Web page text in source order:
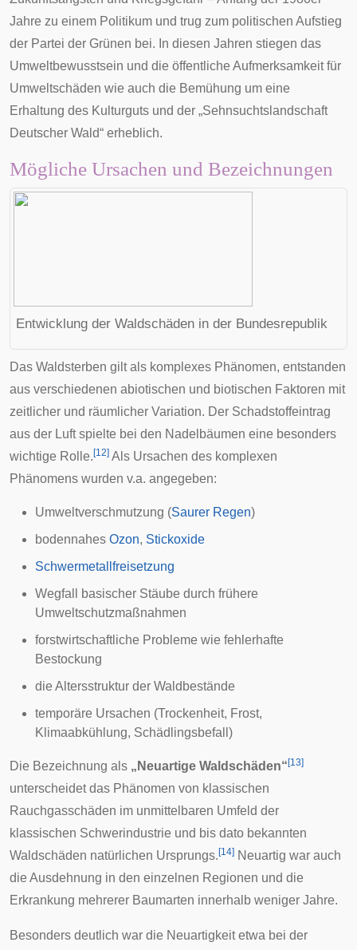
Jahre zu einem Politikum und trug zum politischen Aufstieg
der Partei der Grünen bei. In diesen Jahren stiegen das
Umweltbewusstsein und die öffentliche Aufmerksamkeit für
Umweltschäden wie auch die Bemühung um eine
Erhaltung des Kulturguts und der „Sehnsuchtslandschaft
Deutscher Wald“ erheblich.
Mögliche Ursachen und Bezeichnungen
Entwicklung der Waldschäden in der Bundesrepublik
Das Waldsterben gilt als komplexes Phänomen, entstanden
aus verschiedenen abiotischen und biotischen Faktoren mit
zeitlicher und räumlicher Variation. Der Schadstoffeintrag
aus der Luft spielte bei den Nadelbäumen eine besonders
wichtige Rolle. [12] Als Ursachen des komplexen
Phänomens wurden v.a. angegeben:
Umweltverschmutzung (Saurer Regen)
bodennahes Ozon, Stickoxide
Schwermetallfreisetzung
Wegfall basischer Stäube durch frühere
Umweltschutzmaßnahmen
forstwirtschaftliche Probleme wie fehlerhafte
Bestockung
die Altersstruktur der Waldbestände
temporäre Ursachen (Trockenheit, Frost,
Klimaabkühlung, Schädlingsbefall)
Die Bezeichnung als „Neuartige Waldschäden“ [13]
unterscheidet das Phänomen von klassischen
Rauchgasschäden im unmittelbaren Umfeld der
klassischen Schwerindustrie und bis dato bekannten
Waldschäden natürlichen Ursprungs. [14] Neuartig war auch
die Ausdehnung in den einzelnen Regionen und die
Erkrankung mehrerer Baumarten innerhalb weniger Jahre.
Besonders deutlich war die Neuartigkeit etwa bei der